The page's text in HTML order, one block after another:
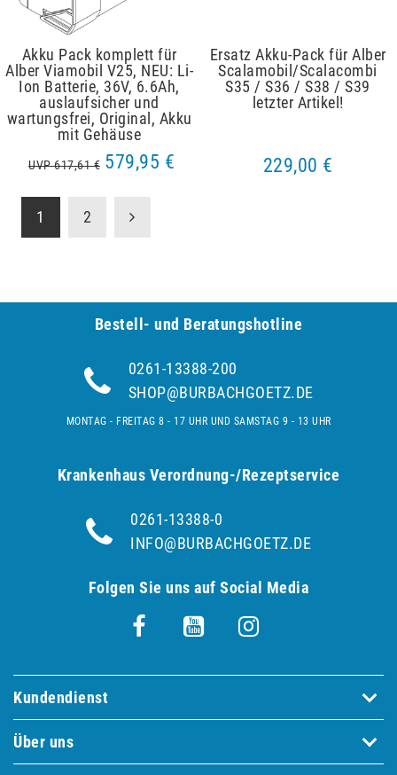
Akku Pack komplett für
Alber Viamobil V25, NEU: Li-
Ion Batterie, 36V, 6.6Ah,
auslaufsicher und
wartungsfrei, Original, Akku
mit Gehäuse
UVP 617,61 € 579,95 €
Ersatz Akku-Pack für Alber
Scalamobil/Scalacombi
S35 / S36 / S38 / S39
letzter Artikel!
229,00 €
1 2
Bestell- und Be­ra­tungs­hot­line
0261-13388-200
SHOP@BURBACHGOETZ.DE
MONTAG - FREITAG 8 - 17 UHR UND SAMSTAG 9 - 13 UHR
Krankenhaus Verordnung-/Rezeptservice
0261-13388-0
INFO@BURBACHGOETZ.DE
Folgen Sie uns auf Social Media
Kundendienst
Über uns